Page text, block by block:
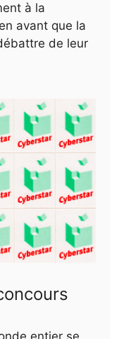
à la
avant que la
de leur